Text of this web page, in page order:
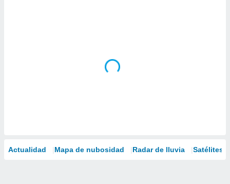
Actualidad Mapa de nubosidad Radar de lluvia Satélites